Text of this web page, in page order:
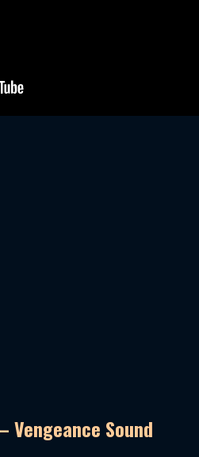
Vengeance Sound